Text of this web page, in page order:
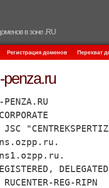
в зоне .RU
Регистрация доменов Перехват
ns.ozpp.ru.
DELEGATED
REG-RIPN